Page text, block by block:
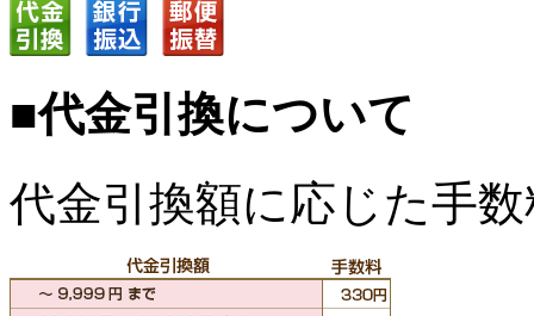
■代金引換について
代金引換額に応じた手